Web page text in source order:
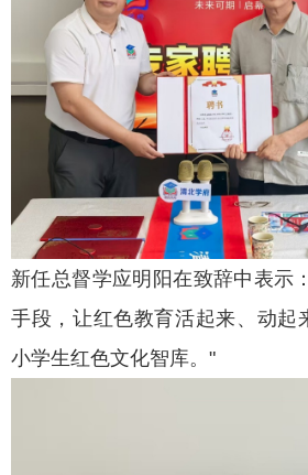
新任总督学应明阳在致辞中表示
手段，让红色教育活起来、动起
小学生红色文化智库。"